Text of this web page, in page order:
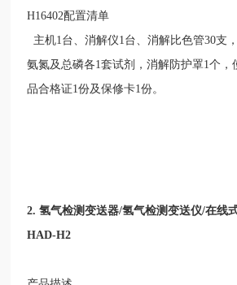
H16402配置清单
主机1 台、消解仪1 台、消解比色管30支
氨氮及总磷各1套试剂，消解防护罩1个，
品合格证1份及保修卡1份。
2.氢气检测变送器/氢气检测变送仪/在线
HAD-H2